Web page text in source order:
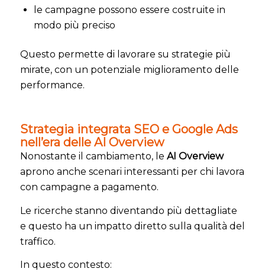
le campagne possono essere costruite in
modo più preciso
Questo permette di lavorare su strategie più
mirate, con un potenziale miglioramento delle
performance.
Strategia integrata SEO e Google Ads
nell’era delle AI Overview
Nonostante il cambiamento, le AI Overview
aprono anche scenari interessanti per chi lavora
con campagne a pagamento.
Le ricerche stanno diventando più dettagliate
e questo ha un impatto diretto sulla qualità del
traffico.
In questo contesto: